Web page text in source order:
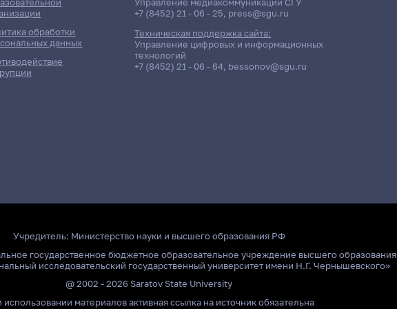
обработки
данных
+7 (8452) 21 - 06 - 25, press@sgu.ru
Техническая поддержка сайта:
Управление цифровых и информационных
технологий
+7 (8452) 21 - 06 - 64, bessonov@sgu.ru
Учредитель: Министерство науки и высшего образования РФ
государственное бюджетное образовательное учреждение высшего образования
исследовательский государственный университет имени Н.Г. Чернышевского»
@ 2002 - 2026 Saratov State University
использовании материалов активная ссылка на источник обязательна